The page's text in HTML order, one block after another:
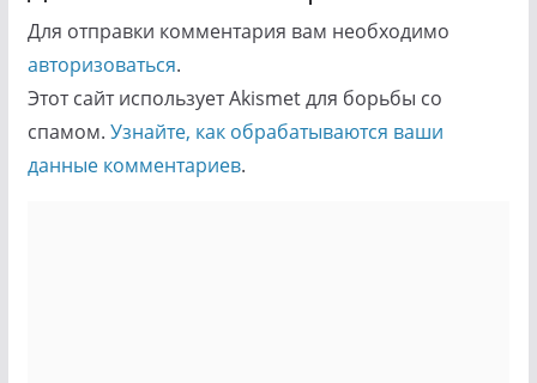
Для отправки комментария вам необходимо
авторизоваться.
Этот сайт использует Akismet для борьбы со
спамом. Узнайте, как обрабатываются ваши
данные комментариев.